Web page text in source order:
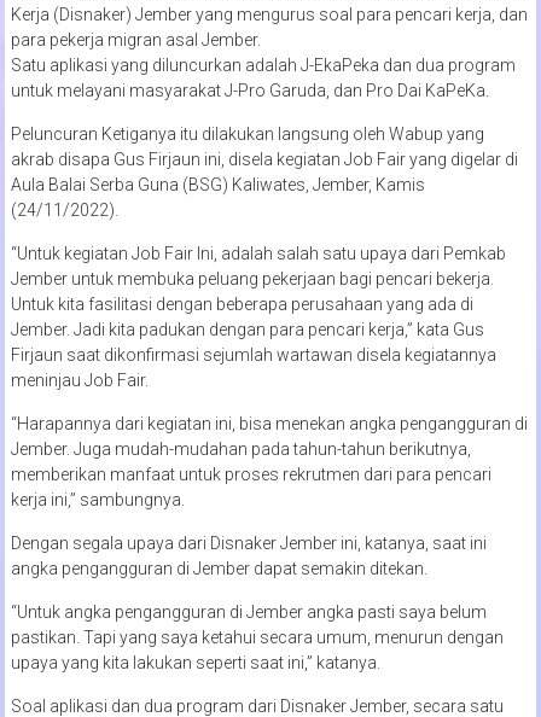
Kerja (Disnaker) Jember yang mengurus soal para pencari kerja, dan
para pekerja migran asal Jember.
Satu aplikasi yang diluncurkan adalah J-EkaPeka dan dua program
untuk melayani masyarakat J-Pro Garuda, dan Pro Dai KaPeKa.
Peluncuran Ketiganya itu dilakukan langsung oleh Wabup yang
akrab disapa Gus Firjaun ini, disela kegiatan Job Fair yang digelar di
Aula Balai Serba Guna (BSG) Kaliwates, Jember, Kamis
(24/11/2022).
“Untuk kegiatan Job Fair Ini, adalah salah satu upaya dari Pemkab
Jember untuk membuka peluang pekerjaan bagi pencari bekerja.
Untuk kita fasilitasi dengan beberapa perusahaan yang ada di
Jember. Jadi kita padukan dengan para pencari kerja,” kata Gus
Firjaun saat dikonfirmasi sejumlah wartawan disela kegiatannya
meninjau Job Fair.
“Harapannya dari kegiatan ini, bisa menekan angka pengangguran di
Jember. Juga mudah-mudahan pada tahun-tahun berikutnya,
memberikan manfaat untuk proses rekrutmen dari para pencari
kerja ini,” sambungnya.
Dengan segala upaya dari Disnaker Jember ini, katanya, saat ini
angka pengangguran di Jember dapat semakin ditekan.
“Untuk angka pengangguran di Jember angka pasti saya belum
pastikan. Tapi yang saya ketahui secara umum, menurun dengan
upaya yang kita lakukan seperti saat ini,” katanya.
Soal aplikasi dan dua program dari Disnaker Jember, secara satu